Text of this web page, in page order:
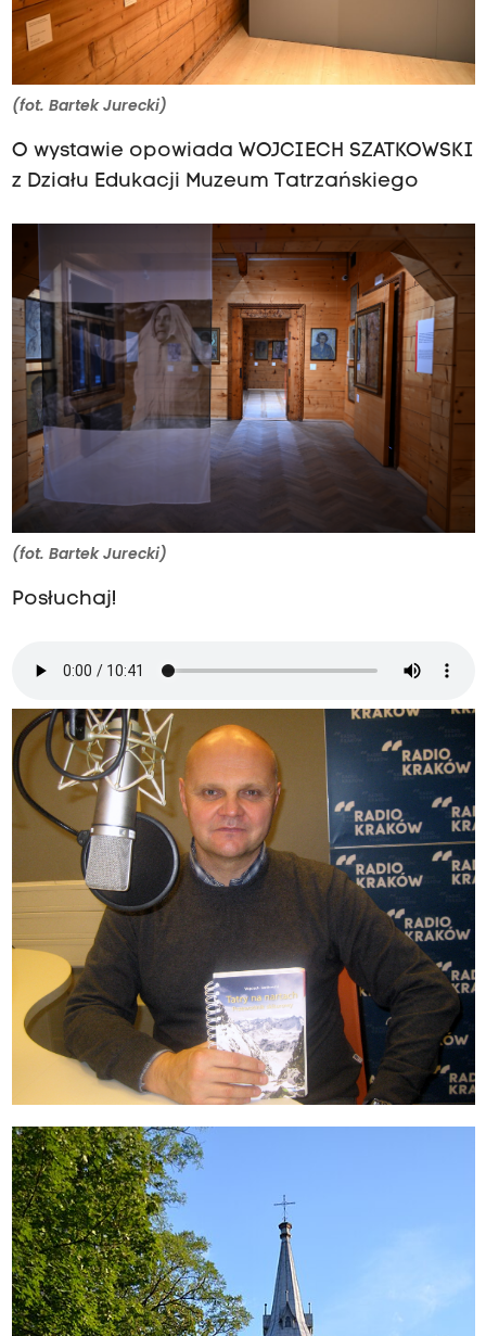
(fot. Bartek Jurecki)
O wystawie opowiada WOJCIECH SZATKOWSKI
z Działu Edukacji Muzeum Tatrzańskiego
(fot. Bartek Jurecki)
Posłuchaj!